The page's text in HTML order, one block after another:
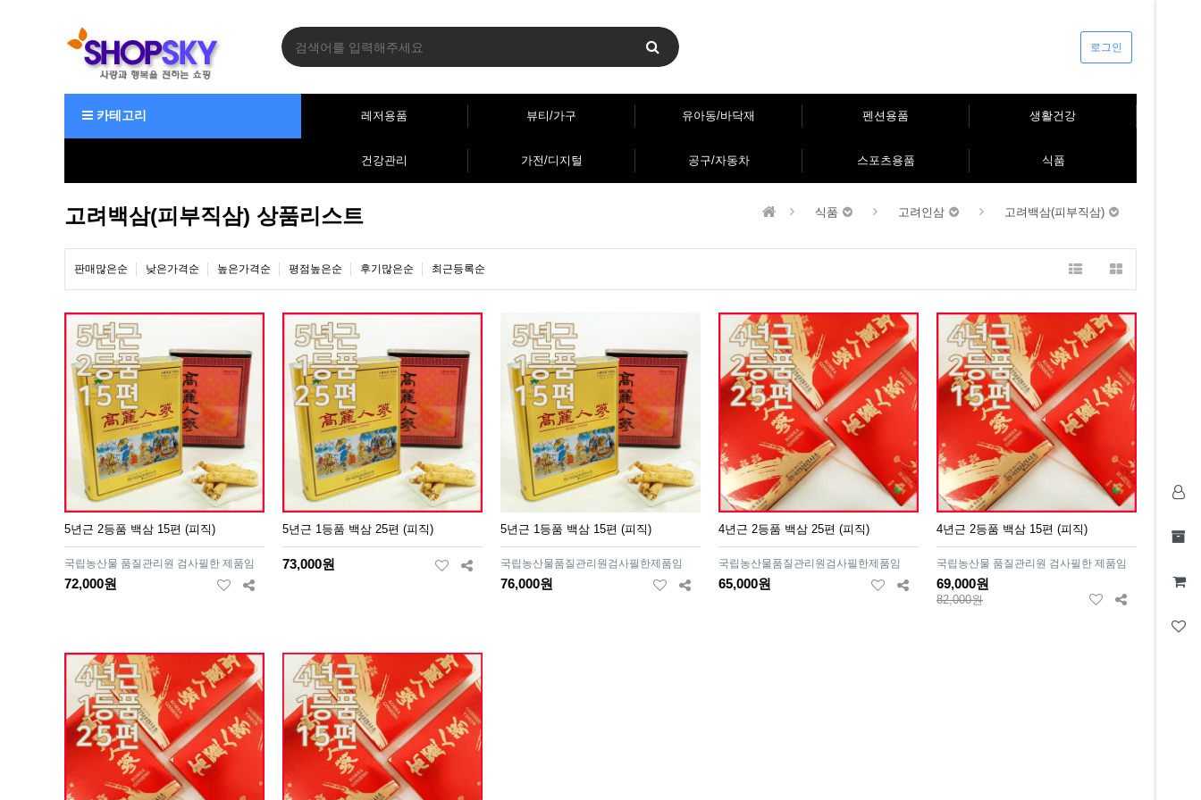
로그인
카테고리 레저용품 뷰티/가구 유아동/바닥재 펜션용품 생활건강
건강관리 가전/디지털 공구/자동차 스포츠용품 식품
고려백삼(피부직삼) 상품리스트 식품 고려인삼 고려백삼(피부직삼)
판매많은순 낮은가격순 높은가격순 평점높은순 후기많은순 최근등록순
5년근 2등품 백삼 15편 (피직)
국립농산물 품질관리원 검사필한 제품임
72,000원
5년근 1등품 백삼 25편 (피직)
73,000원
5년근 1등품 백삼 15편 (피직)
국립농산물품질관리원검사필한제품임
76,000원
4년근 2등품 백삼 25편 (피직)
국립농산물품질관리원검사필한제품임
65,000원
4년근 2등품 백삼 15편 (피직)
국립농산물 품질관리원 검사필한 제품임
69,000원
82,000원